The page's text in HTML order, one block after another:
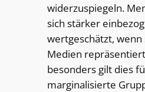
widerzuspiegeln.
sich stärker
wertgeschätzt, wenn
Medien
besonders gilt dies
marginalisierte